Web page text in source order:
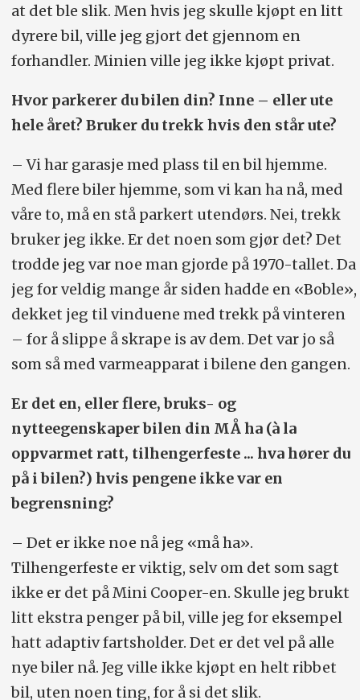
at det ble slik. Men hvis jeg skulle kjøpt en litt
dyrere bil, ville jeg gjort det gjennom en
forhandler. Minien ville jeg ikke kjøpt privat.
Hvor parkerer du bilen din? Inne – eller ute
hele året? Bruker du trekk hvis den står ute?
– Vi har garasje med plass til en bil hjemme.
Med flere biler hjemme, som vi kan ha nå, med
våre to, må en stå parkert utendørs. Nei, trekk
bruker jeg ikke. Er det noen som gjør det? Det
trodde jeg var noe man gjorde på 1970-tallet. Da
jeg for veldig mange år siden hadde en «Boble»,
dekket jeg til vinduene med trekk på vinteren
– for å slippe å skrape is av dem. Det var jo så
som så med varmeapparat i bilene den gangen.
Er det en, eller flere, bruks- og
nytteegenskaper bilen din MÅ ha (à la
oppvarmet ratt, tilhengerfeste ... hva hører du
på i bilen?) hvis pengene ikke var en
begrensning?
– Det er ikke noe nå jeg «må ha».
Tilhengerfeste er viktig, selv om det som sagt
ikke er det på Mini Cooper-en. Skulle jeg brukt
litt ekstra penger på bil, ville jeg for eksempel
hatt adaptiv fartsholder. Det er det vel på alle
nye biler nå. Jeg ville ikke kjøpt en helt ribbet
bil, uten noen ting, for å si det slik.